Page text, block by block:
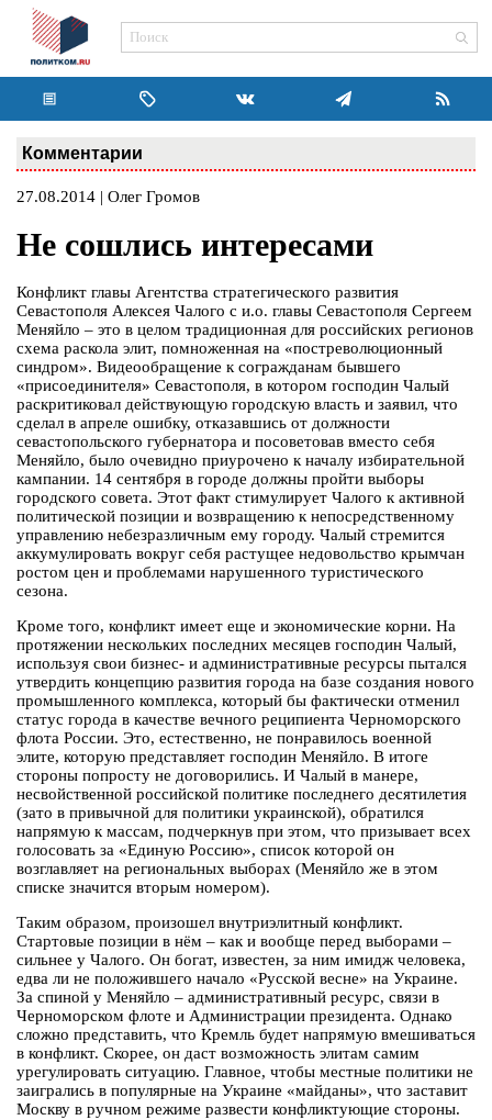
Комментарии
27.08.2014 | Олег Громов
Не сошлись интересами
Конфликт главы Агентства стратегического развития
Севастополя Алексея Чалого с и.о. главы Севастополя Сергеем
Меняйло – это в целом традиционная для российских регионов
схема раскола элит, помноженная на «постреволюционный
синдром». Видеообращение к согражданам бывшего
«присоединителя» Севастополя, в котором господин Чалый
раскритиковал действующую городскую власть и заявил, что
сделал в апреле ошибку, отказавшись от должности
севастопольского губернатора и посоветовав вместо себя
Меняйло, было очевидно приурочено к началу избирательной
кампании. 14 сентября в городе должны пройти выборы
городского совета. Этот факт стимулирует Чалого к активной
политической позиции и возвращению к непосредственному
управлению небезразличным ему городу. Чалый стремится
аккумулировать вокруг себя растущее недовольство крымчан
ростом цен и проблемами нарушенного туристического
сезона.
Кроме того, конфликт имеет еще и экономические корни. На
протяжении нескольких последних месяцев господин Чалый,
используя свои бизнес- и административные ресурсы пытался
утвердить концепцию развития города на базе создания нового
промышленного комплекса, который бы фактически отменил
статус города в качестве вечного реципиента Черноморского
флота России. Это, естественно, не понравилось военной
элите, которую представляет господин Меняйло. В итоге
стороны попросту не договорились. И Чалый в манере,
несвойственной российской политике последнего десятилетия
(зато в привычной для политики украинской), обратился
напрямую к массам, подчеркнув при этом, что призывает всех
голосовать за «Единую Россию», список которой он
возглавляет на региональных выборах (Меняйло же в этом
списке значится вторым номером).
Таким образом, произошел внутриэлитный конфликт.
Стартовые позиции в нём – как и вообще перед выборами –
сильнее у Чалого. Он богат, известен, за ним имидж человека,
едва ли не положившего начало «Русской весне» на Украине.
За спиной у Меняйло – административный ресурс, связи в
Черноморском флоте и Администрации президента. Однако
сложно представить, что Кремль будет напрямую вмешиваться
в конфликт. Скорее, он даст возможность элитам самим
урегулировать ситуацию. Главное, чтобы местные политики не
заигрались в популярные на Украине «майданы», что заставит
Москву в ручном режиме развести конфликтующие стороны.